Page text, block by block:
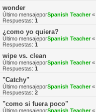
wonder
Último mensajeporSpanish Teacher«
Respuestas: 1
¿como yo quiera?
Último mensajeporSpanish Teacher«
Respuestas: 1
wipe vs. clean
Último mensajeporSpanish Teacher«
Respuestas: 1
"Catchy"
Último mensajeporSpanish Teacher«
Respuestas: 2
"como si fuera poco"
Último mensajeporSpanish Teacher«